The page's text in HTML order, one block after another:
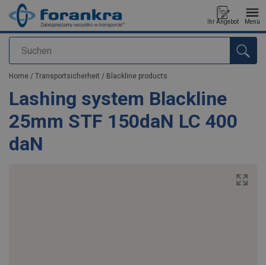
Suchen
Ihr Angebot Menü
Anfragen
Home / Transportsicherheit / Blackline products
Lashing system Blackline
25mm STF 150daN LC 400
daN